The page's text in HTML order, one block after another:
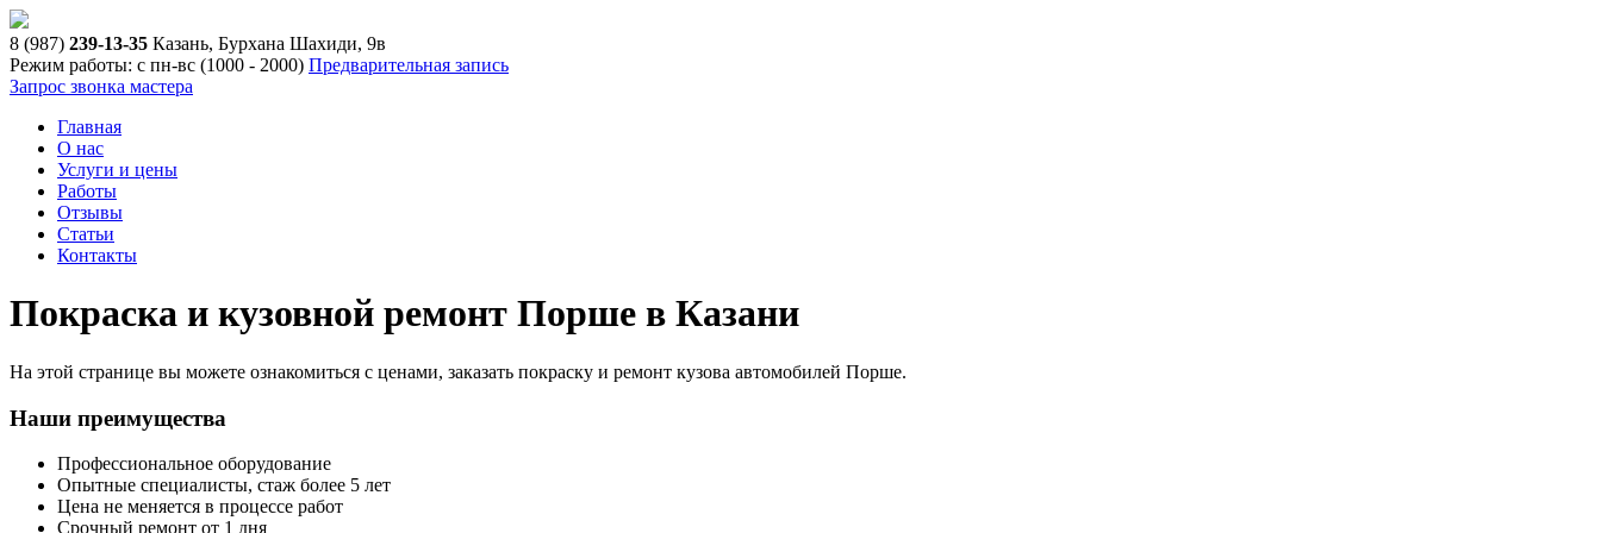
8 (987) 239-13-35 Казань, Бурхана Шахиди, 9в
Режим работы: с пн-вс (1000 - 2000) Предварительная запись
Запрос звонка мастера
Главная
О нас
Услуги и цены
Работы
Отзывы
Статьи
Контакты
Покраска и кузовной ремонт Порше в Казани
На этой странице вы можете ознакомиться с ценами, заказать покраску и ремонт кузова автомобилей Порше.
Наши преимущества
Профессиональное оборудование
Опытные специалисты, стаж более 5 лет
Цена не меняется в процессе работ
Срочный ремонт от 1 дня